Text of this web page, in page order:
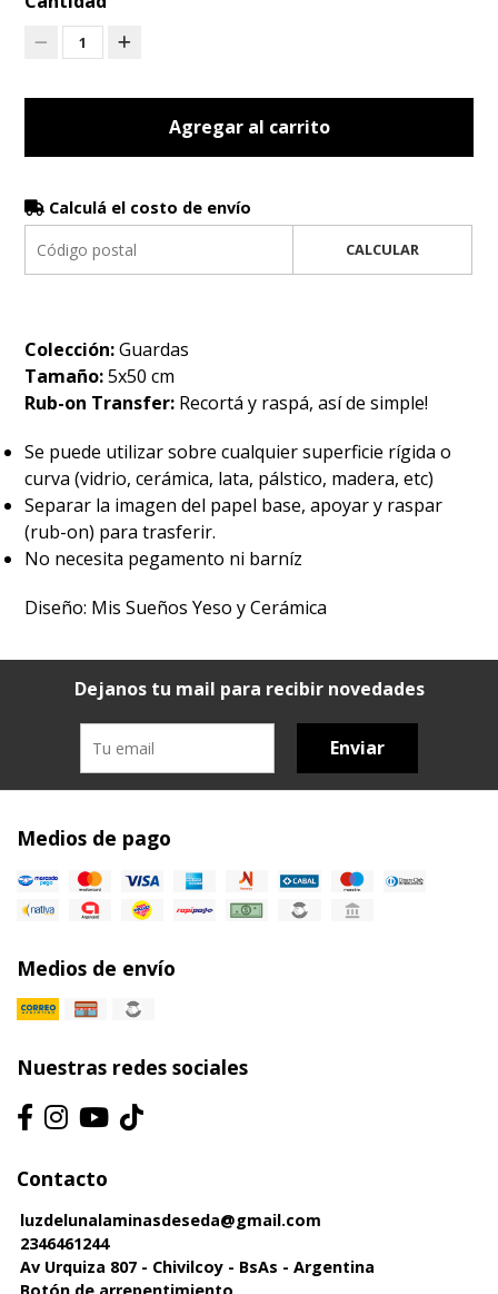
1
Agregar al carrito
Calculá el costo de envío
CALCULAR
Colección:Guardas
Tamaño:5x50 cm
Rub-on Transfer: Recortá y raspá, así de simple!
Se puede utilizar sobre cualquier superficie rígida o
curva (vidrio, cerámica, lata, pálstico, madera, etc)
Separar la imagen del papel base, apoyar y raspar
(rub-on) para trasferir.
No necesita pegamento ni barníz
Diseño: Mis Sueños Yeso y Cerámica
Dejanos tu mail para recibir novedades
Enviar
Medios de pago
Medios de envío
Nuestras redes sociales
Contacto
luzdelunalaminasdeseda@gmail.com
2346461244
Av Urquiza 807 - Chivilcoy - BsAs - Argentina